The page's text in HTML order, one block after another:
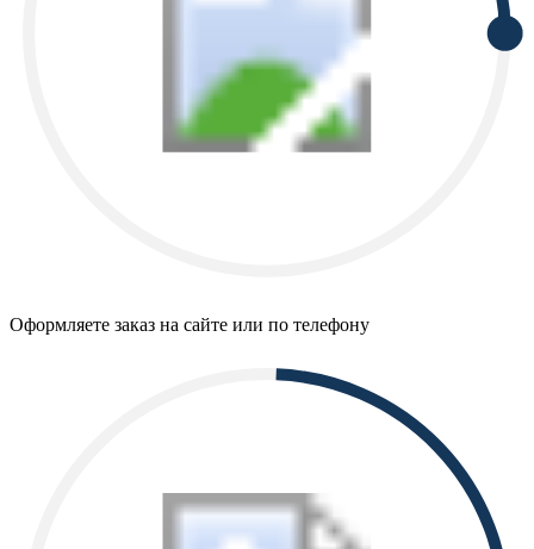
Оформляете заказ на сайте или по телефону